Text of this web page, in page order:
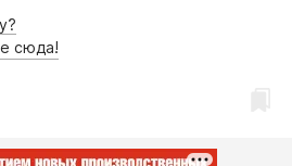
сюда!